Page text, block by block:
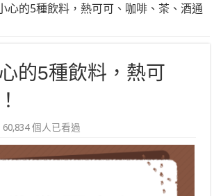
心的5種飲料，熱可可、咖啡、茶、酒通
的5種飲料，熱可
60,834 個人已看過